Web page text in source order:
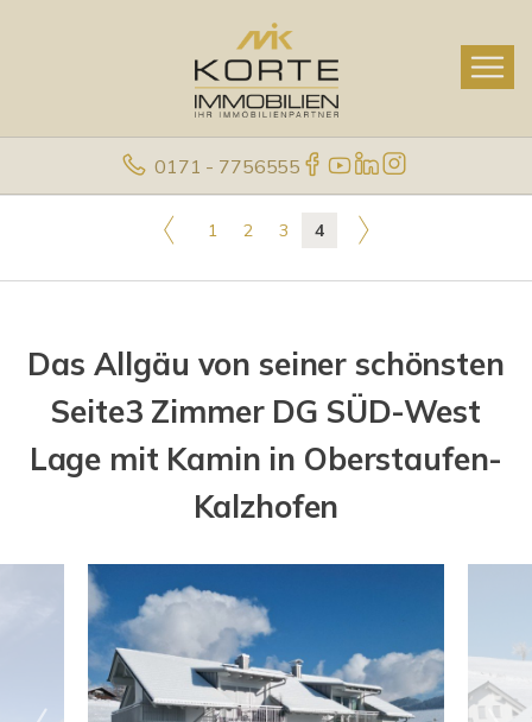
0171 - 7756555
1 2 3 4
Das Allgäu von seiner schönsten
Seite3 Zimmer DG SÜD-West
Lage mit Kamin in Oberstaufen-
Kalzhofen